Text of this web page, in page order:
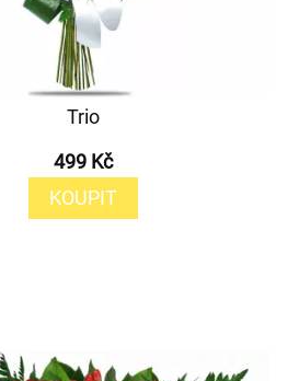
Trio
499 Kč
KOUPIT